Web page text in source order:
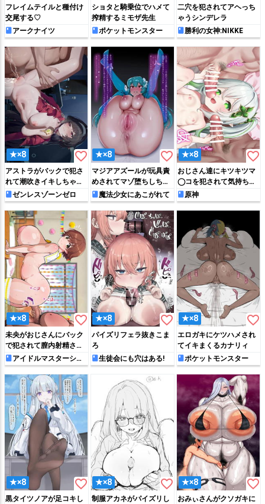
フレイムテイルと種付け
交尾する♡
アークナイツ
ショタと騎乗位でハメて
搾精するミモザ先生
ポケットモンスター
二穴を犯されてアヘっち
ゃうシンデレラ
勝利の女神:NIKKE
★×8 favorite_border
アストラがバックで犯さ
れて潮吹きイキしちゃう
♡ゼンレスゾーンゼロ
★×8 favorite_border
マジアアズールが玩具責
めされてマゾ堕ちしちゃ
う!!魔法少女にあこがれて
★×8 favorite_border
おじさん達にキツキツマ
◯コを犯されて気持ちよ
くなっちゃうナヒーダ
原神
★×8 favorite_border
未央がおじさんにバック
で犯されて膣内射精され
ちゃう♡
アイドルマスターシン
デレラガールズ
★×8 favorite_border
パイズリフェラ抜きこま
ろ
生徒会にも穴はある!
★×8 favorite_border
エロガキにケツハメされ
てイキまくるカナリィ
ポケットモンスター
★×8 favorite_border
黒タイツノアが足コキし
★×8 favorite_border
制服アカネがパイズリし
★×8 favorite_border
おみぃさんがクソガキに